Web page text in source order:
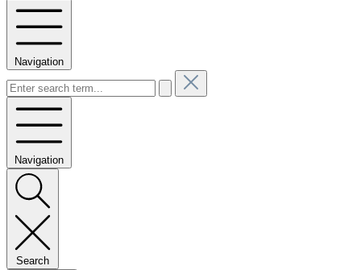
Navigation
Navigation
Search